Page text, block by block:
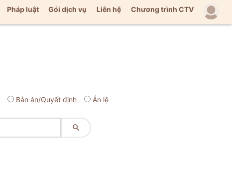
Pháp luật Gói dịch vụ Liên hệ Chương trình CTV
Bản án/Quyết định Án lệ
